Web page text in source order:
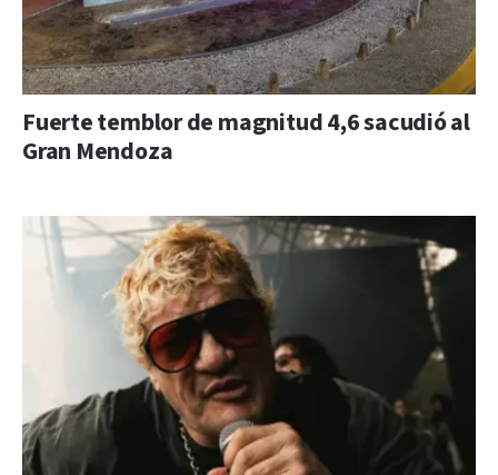
Fuerte temblor de magnitud 4,6 sacudió al
Gran Mendoza